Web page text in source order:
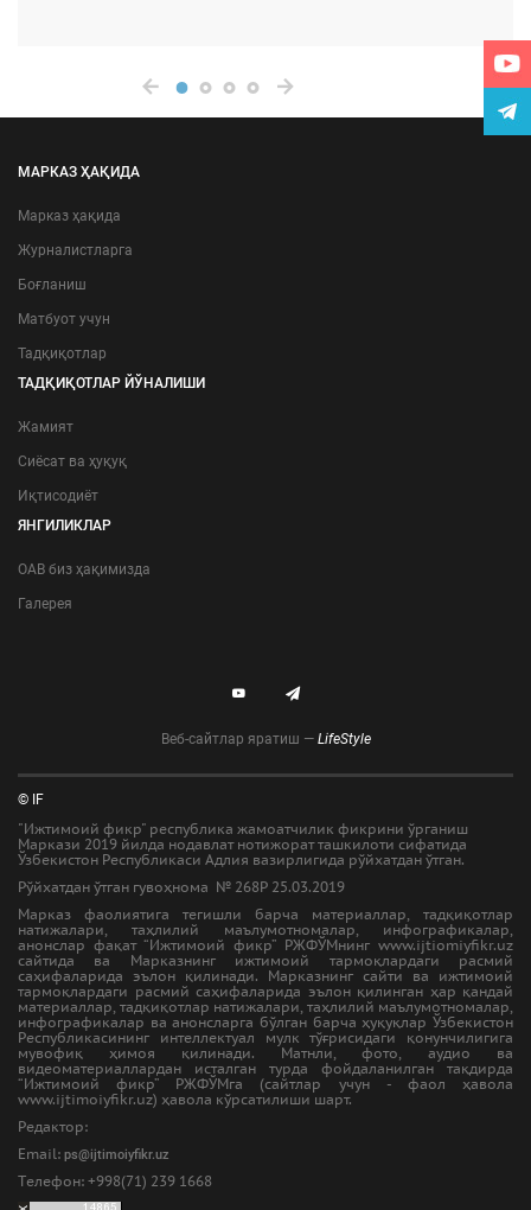
МАРКАЗ ҲАҚИДА
Марказ ҳақида
Журналистларга
Боғланиш
Матбуот учун
Тадқиқотлар
ТАДҚИҚОТЛАР ЙЎНАЛИШИ
Жамият
Сиёсат ва ҳуқуқ
Иқтисодиёт
ЯНГИЛИКЛАР
ОАВ биз ҳақимизда
Галерея
Веб-сайтлар яратиш — LifeStyle
© IF
"Ижтимоий фикр" республика жамоатчилик фикрини ўрганиш
Маркази 2019 йилда нодавлат нотижорат ташкилоти сифатида
Ўзбекистон Республикаси Адлия вазирлигида рўйхатдан ўтган.
Рўйхатдан ўтган гувоҳнома № 268Р 25.03.2019
Марказ фаолиятига тегишли барча материаллар, тадқиқотлар
натижалари, таҳлилий маълумотномалар, инфографикалар,
анонслар фақат “Ижтимоий фикр” РЖФЎМнинг www.ijtiomiyfikr.uz
сайтида ва Марказнинг ижтимоий тармоқлардаги расмий
саҳифаларида эълон қилинади. Марказнинг сайти ва ижтимоий
тармоқлардаги расмий саҳифаларида эълон қилинган ҳар қандай
материаллар, тадқиқотлар натижалари, таҳлилий маълумотномалар,
инфографикалар ва анонсларга бўлган барча ҳуқуқлар Ўзбекистон
Республикасининг интеллектуал мулк тўғрисидаги қонунчилигига
мувофиқ ҳимоя қилинади. Матнли, фото, аудио ва
видеоматериаллардан исталган турда фойдаланилган тақдирда
“Ижтимоий фикр” РЖФЎМга (сайтлар учун - фаол ҳавола
www.ijtimoiyfikr.uz) ҳавола кўрсатилиши шарт.
Редактор:
Email: ps@ijtimoiyfikr.uz
Tелефон: +998(71) 239 1668